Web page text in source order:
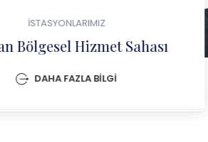
YARIMCA KAPTAN
KIRİBRAHİM
İSTASYONU